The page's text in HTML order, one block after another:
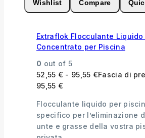
Wishlist Compare
Extraflok Flocculante
Concentrato per Piscina
0 out of 5
52,55 € - 95,55 €Fascia di
95,55 €
Flocculante liquido per
specifico per l’eliminazione
unte e grasse della vostra